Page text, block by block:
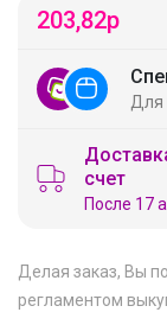
203,82р
Для
счет
После 17
Делая заказ, Вы
регламентом